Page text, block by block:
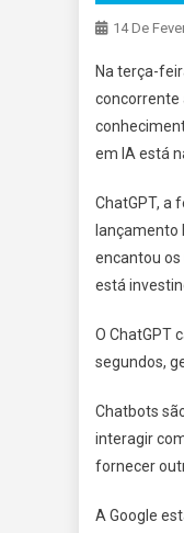
14 De
Na terça-
concorrente
em IA está
ChatGPT, a
lançamento
encantou
está
O ChatGPT
segundos,
Chatbots
interagir
fornecer
A Google